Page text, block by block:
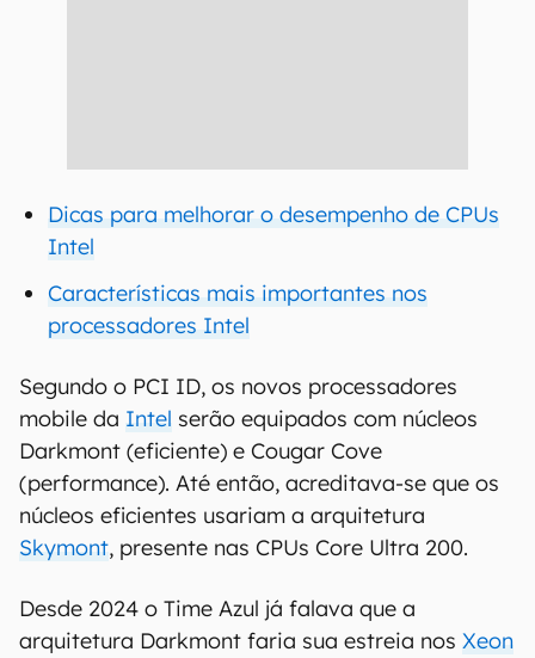
Dicas para melhorar o desempenho de CPUs
Intel
Características mais importantes nos
processadores Intel
Segundo o PCI ID, os novos processadores
mobile da Intel serão equipados com núcleos
Darkmont (eficiente) e Cougar Cove
(performance). Até então, acreditava-se que os
núcleos eficientes usariam a arquitetura
Skymont, presente nas CPUs Core Ultra 200.
Desde 2024 o Time Azul já falava que a
arquitetura Darkmont faria sua estreia nos Xeon